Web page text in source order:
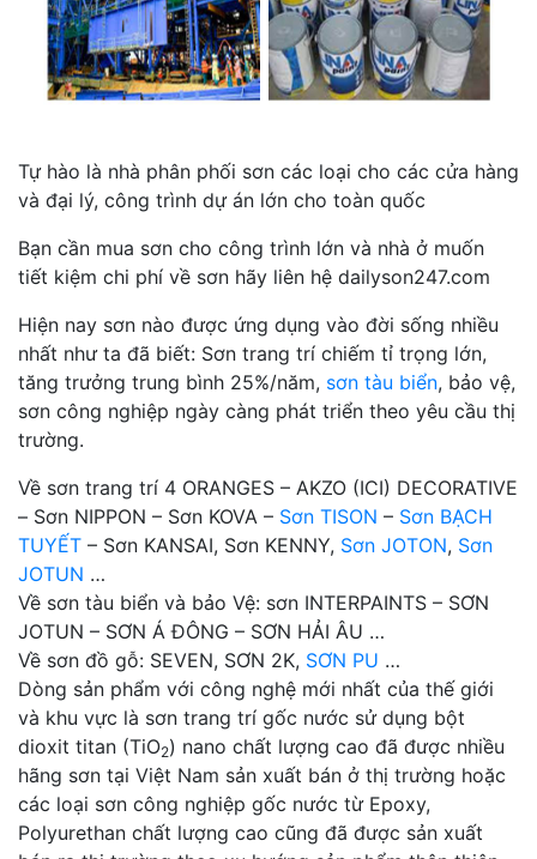
Tự hào là nhà phân phối sơn các loại cho các cửa hàng
và đại lý, công trình dự án lớn cho toàn quốc
Bạn cần mua sơn cho công trình lớn và nhà ở muốn
tiết kiệm chi phí về sơn hãy liên hệ dailyson247.com
Hiện nay sơn nào được ứng dụng vào đời sống nhiều
nhất như ta đã biết: Sơn trang trí chiếm tỉ trọng lớn,
tăng trưởng trung bình 25%/năm, sơn tàu biển, bảo vệ,
sơn công nghiệp ngày càng phát triển theo yêu cầu thị
trường.
Về sơn trang trí 4 ORANGES – AKZO (ICI) DECORATIVE
– Sơn NIPPON – Sơn KOVA – Sơn TISON – Sơn BẠCH
TUYẾT – Sơn KANSAI, Sơn KENNY, Sơn JOTON, Sơn
JOTUN …
Về sơn tàu biển và bảo Vệ: sơn INTERPAINTS – SƠN
JOTUN – SƠN Á ĐÔNG – SƠN HẢI ÂU …
Về sơn đồ gỗ: SEVEN, SƠN 2K, SƠN PU …
Dòng sản phẩm với công nghệ mới nhất của thế giới
và khu vực là sơn trang trí gốc nước sử dụng bột
dioxit titan (TiO2) nano chất lượng cao đã được nhiều
hãng sơn tại Việt Nam sản xuất bán ở thị trường hoặc
các loại sơn công nghiệp gốc nước từ Epoxy,
Polyurethan chất lượng cao cũng đã được sản xuất